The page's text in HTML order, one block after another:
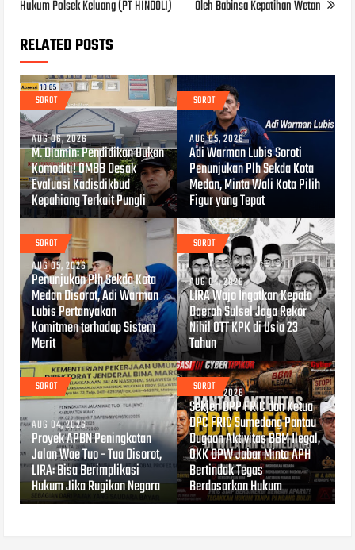
Hukum Polsek Keluang (PT HINDOLI) Oleh Babinsa Kepatihan Wetan
RELATED POSTS
SOROT
AUG 06, 2026
M. Diamin: Pendidikan Bukan
Komoditi! OMBB Desak
Evaluasi Kadisdikbud
Kepahiang Terkait Pungli
SOROT
AUG 05, 2026
Adi Warman Lubis Soroti
Penunjukan Plh Sekda Kota
Medan, Minta Wali Kota Pilih
Figur yang Tepat
SOROT
AUG 05, 2026
Penunjukan Plh Sekda Kota
Medan Disorot, Adi Warman
Lubis Pertanyakan
Komitmen terhadap Sistem
Merit
SOROT
AUG 04, 2026
LIRA Wajo Ingatkan Kepala
Daerah Sulsel Jaga Rekor
Nihil OTT KPK di Usia 23
Tahun
SOROT
AUG 04, 2026
Proyek APBN Peningkatan
Jalan Wae Tuo - Tua Disorot,
LIRA: Bisa Berimplikasi
Hukum Jika Rugikan Negara
SOROT
AUG 03, 2026
Sekjen DPP FRIC dan Ketua
DPC FRIC Sumedang Pantau
Dugaan Aktivitas BBM Ilegal,
OKK DPW Jabar Minta APH
Bertindak Tegas
Berdasarkan Hukum